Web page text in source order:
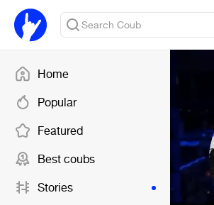
Home
Popular
Featured
Best coubs
Stories